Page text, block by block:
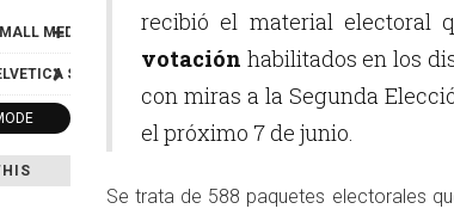
MEDIUM BIGGER
SEGOE
recibió el material electoral
votación habilitados en los
con miras a la Segunda
el próximo 7 de junio.
Se trata de 588 paquetes electorales